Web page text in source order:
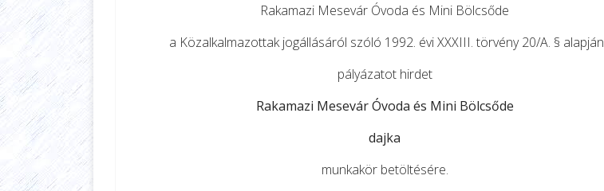
Rakamazi Mesevár Óvoda és Mini Bölcsőde
a Közalkalmazottak jogállásáról szóló 1992. évi XXXIII. törvény 20/A. § alapján
pályázatot hirdet
Rakamazi Mesevár Óvoda és Mini Bölcsőde
dajka
munkakör betöltésére.